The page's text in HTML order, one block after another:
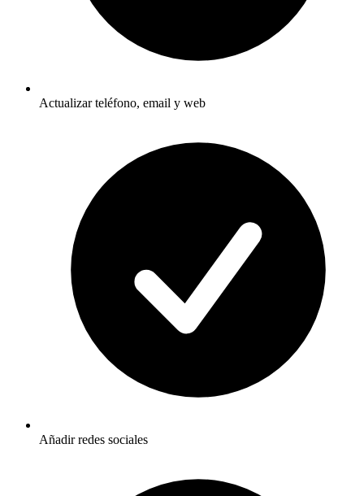
Actualizar teléfono, email y web
Añadir redes sociales